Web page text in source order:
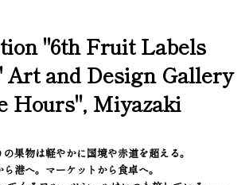
"6th Fruit Labels
and Design Gallery
Hours", Miyazaki
果物は軽やかに国境や赤道を超える。
ら港へ。マーケットから食卓へ。